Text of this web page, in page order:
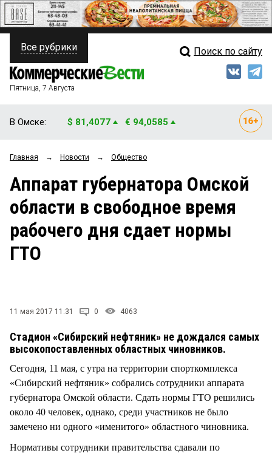
ПОЛИТИКА
ФИНАНСЫ
ОБЩЕСТВО
ЗАКОН
ПРОИСШЕСТВИЯ
Свежий выпуск
Рейтинги
Блоги
Архив
Все рубрики Поиск по сайту
Пятница, 7 Августа
В Омске: $ 81,4077 € 94,0585
Главная → Новости → Общество
Аппарат губернатора Омской
области в свободное время
рабочего дня сдает нормы
ГТО
11 мая 2017 11:31 0 4063
Стадион «Сибирский нефтяник» не дождался самых
высокопоставленных областных чиновников.
Сегодня, 11 мая, с утра на территории спорткомплекса
«Сибирский нефтяник» собрались сотрудники аппарата
губернатора Омской области. Сдать нормы ГТО решились
около 40 человек, однако, среди участников не было
замечено ни одного «именитого» областного чиновника.
Нормативы сотрудники правительства сдавали по